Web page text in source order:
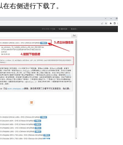
右侧进行下载了。